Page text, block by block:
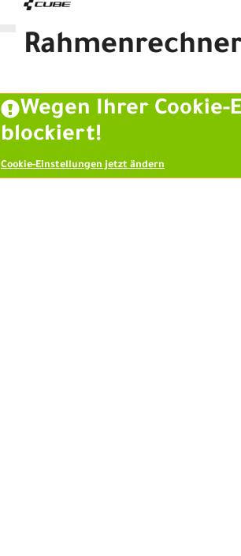
Wegen Ihrer
blockiert!
Cookie-Einstellungen jetzt ändern